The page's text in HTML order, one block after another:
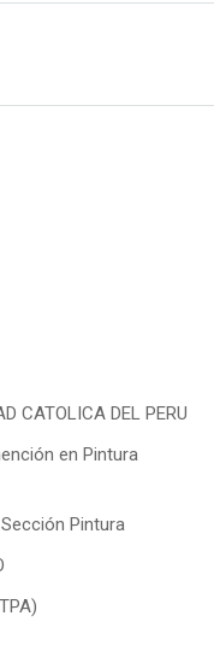
CATOLICA DEL PERU
en Pintura
Pintura